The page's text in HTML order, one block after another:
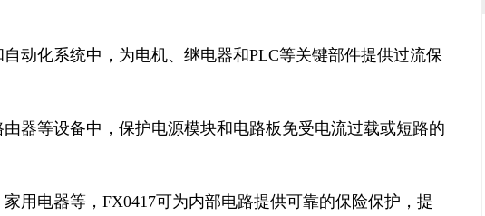
动化系统中，为电机、继电器和PLC等关键部件提供过流保
器等设备中，保护电源模块和电路板免受电流过载或短路的
用电器等，FX0417可为内部电路提供可靠的保险保护，提